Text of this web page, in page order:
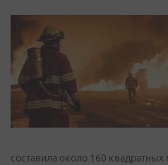
составила около 160 квадратных